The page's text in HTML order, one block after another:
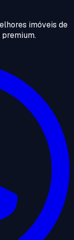
imóveis de